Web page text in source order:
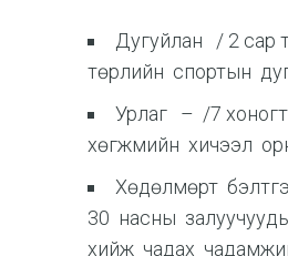
Дугуйлан / 2 сар
төрлийн спортын
Урлаг – /7
хөгжмийн хичээл
Хөдөлмөрт
30 насны
хийж чадах